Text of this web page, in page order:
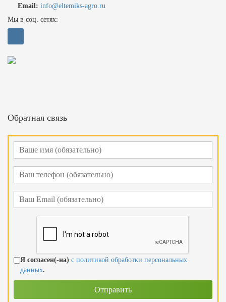
Email: info@eltemiks-agro.ru
Мы в соц. сетях:
Обратная связь
Я согласен(-на) с политикой обработки персональных
данных.